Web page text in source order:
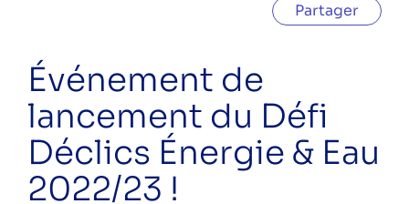
5 à 7 de l’éco-construction
ÉNERGITOUR à la rencontre des
habitants – étape 1
ÉNERGITOUR à la rencontre des
Partager
Événement de
lancement du Défi
Déclics Énergie & Eau
2022/23 !